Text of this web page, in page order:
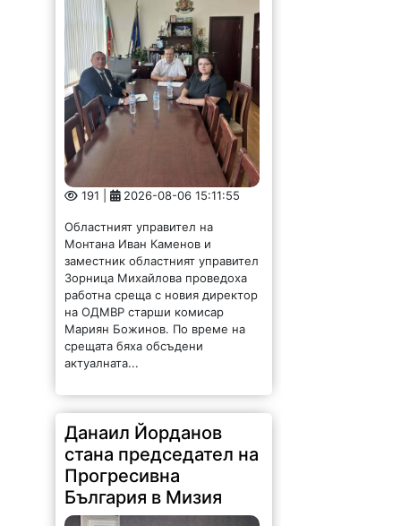
191 | 2026-08-06 15:11:55
Областният управител на
Монтана Иван Каменов и
заместник областният управител
Зорница Михайлова проведоха
работна среща с новия директор
на ОДМВР старши комисар
Мариян Божинов. По време на
срещата бяха обсъдени
актуалната...
Данаил Йорданов
стана председател на
Прогресивна
България в Мизия